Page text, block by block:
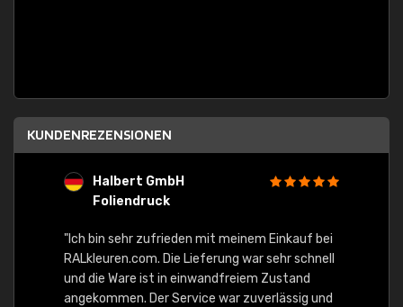
KUNDENREZENSIONEN
Halbert GmbH
Foliendruck
"Ich bin sehr zufrieden mit meinem Einkauf bei
RALkleuren.com. Die Lieferung war sehr schnell
und die Ware ist in einwandfreiem Zustand
angekommen. Der Service war zuverlässig und